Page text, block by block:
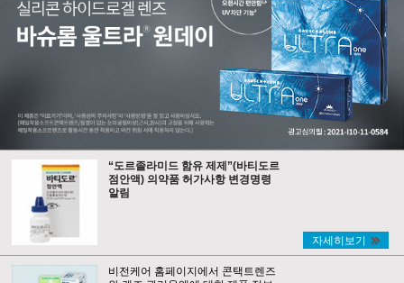
“도르졸라미드 함유 제제”(바티도르
점안액) 의약품 허가사항 변경명령
알림
자세히보기
비전케어 홈페이지에서 콘택트렌즈